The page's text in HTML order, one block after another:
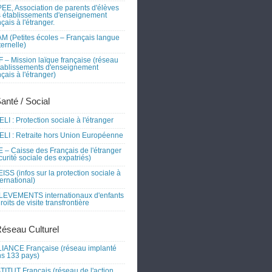
Association de parents d'élèves
établissements d'enseignement
à l'étranger.
(Petites écoles – Français langue
– Mission laïque française (réseau
d'enseignement
à l'étranger)
/ Social
: Protection sociale à l'étranger
: Retraite hors Union Européenne
– Caisse des Français de l'étranger
sociale des expatriés)
(infos sur la protection sociale à
internationaux d'enfants
de visite transfrontière
Culturel
Française (réseau implanté
133 pays)